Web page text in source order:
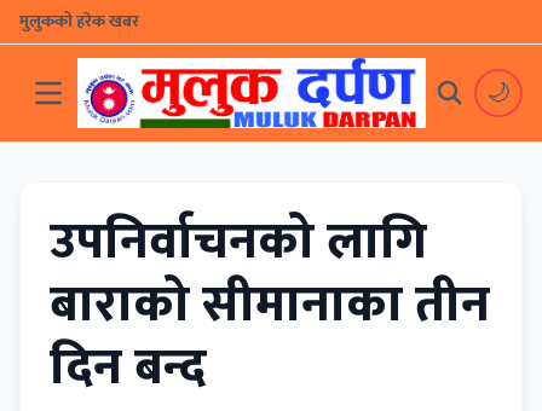
मुलुकको हरेक खबर
🌙
उपनिर्वाचनको लागि
बाराको सीमानाका तीन
दिन बन्द